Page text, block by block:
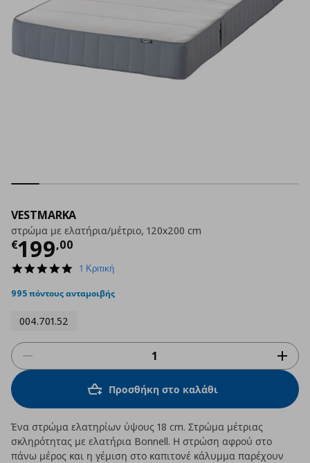
VESTMARKA
στρώμα με ελατήρια/μέτριο, 120x200 cm
€199,00
Τρέχουσα τιμή
5.0
rating
1 Κριτική
995 πόντους ανταμοιβής
004.701.52
Προσθήκη στο καλάθι
Ένα στρώμα ελατηρίων ύψους 18 cm. Στρώμα μέτριας
σκληρότητας με ελατήρια Bonnell. Η στρώση αφρού στο
πάνω μέρος και η γέμιση στο καπιτονέ κάλυμμα παρέχουν